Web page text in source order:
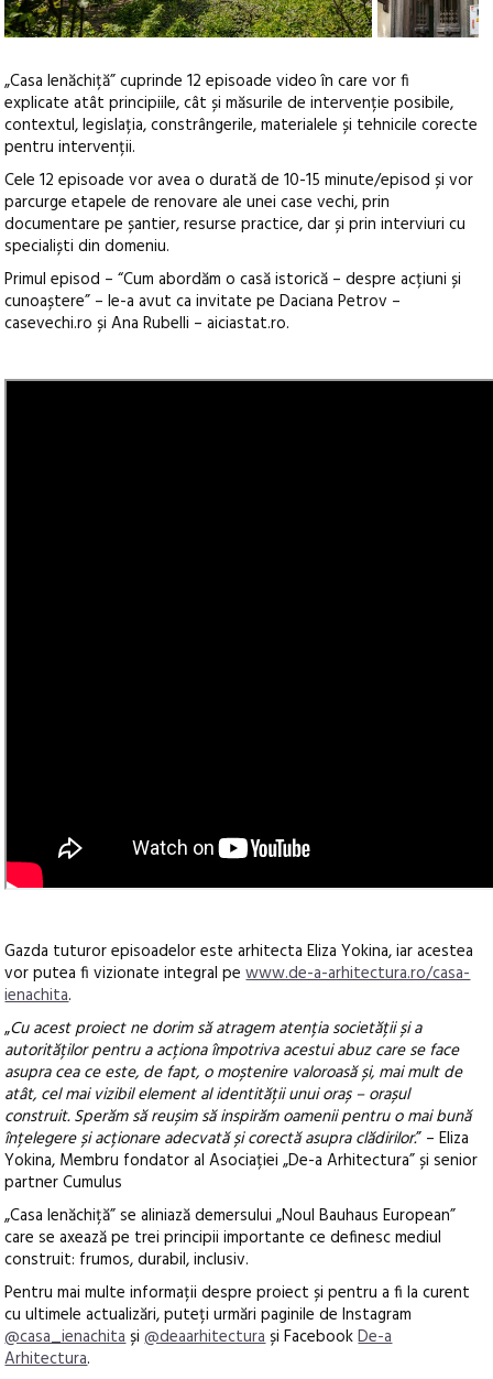
„Casa Ienăchiță” cuprinde 12 episoade video în care vor fi
explicate atât principiile, cât și măsurile de intervenție posibile,
contextul, legislația, constrângerile, materialele și tehnicile corecte
pentru intervenții.
Cele 12 episoade vor avea o durată de 10-15 minute/episod și vor
parcurge etapele de renovare ale unei case vechi, prin
documentare pe șantier, resurse practice, dar și prin interviuri cu
specialiști din domeniu.
Primul episod – “Cum abordăm o casă istorică – despre acțiuni și
cunoaștere” – le-a avut ca invitate pe Daciana Petrov –
casevechi.ro și Ana Rubelli – aiciastat.ro.
Gazda tuturor episoadelor este arhitecta Eliza Yokina, iar acestea
vor putea fi vizionate integral pewww.de-a-arhitectura.ro/casa-
ienachita.
„Cu acest proiect ne dorim să atragem atenția societății și a
autorităților pentru a acționa împotriva acestui abuz care se face
asupra cea ce este, de fapt, o moștenire valoroasă și, mai mult de
atât, cel mai vizibil element al identității unui oraș – orașul
construit. Sperăm să reușim să inspirăm oamenii pentru o mai bună
înțelegere și acționare adecvată și corectă asupra clădirilor.” – Eliza
Yokina, Membru fondator al Asociației „De-a Arhitectura” și senior
partner Cumulus
„Casa Ienăchiță” se aliniază demersului „Noul Bauhaus European”
care se axează pe trei principii importante ce definesc mediul
construit: frumos, durabil, inclusiv.
Pentru mai multe informații despre proiect și pentru a fi la curent
cu ultimele actualizări, puteți urmări paginile de Instagram
@casa_ienachitași@deaarhitecturași FacebookDe-a
Arhitectura.